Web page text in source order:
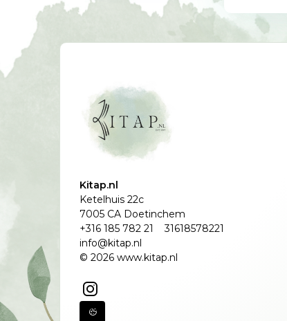
Kitap.nl
Ketelhuis 22c
7005 CA Doetinchem
+316 185 782 21
31618578221
info@kitap.nl
© 2026 www.kitap.nl